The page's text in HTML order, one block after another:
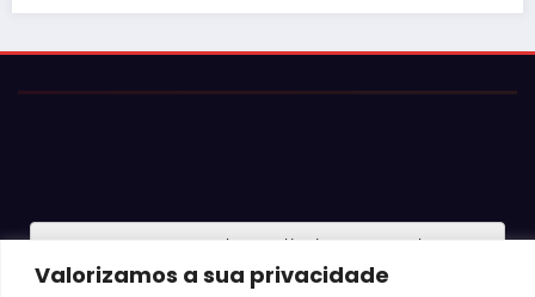
Valorizamos a sua privacidade